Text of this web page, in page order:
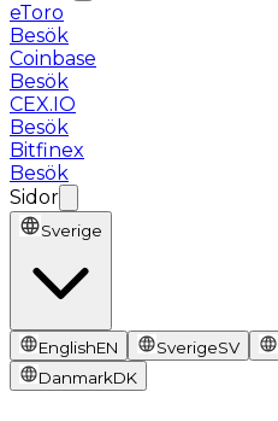
eToro
Besök
Coinbase
Besök
CEX.IO
Besök
Bitfinex
Besök
Sidor
Sverige
EnglishEN SverigeSV
DanmarkDK